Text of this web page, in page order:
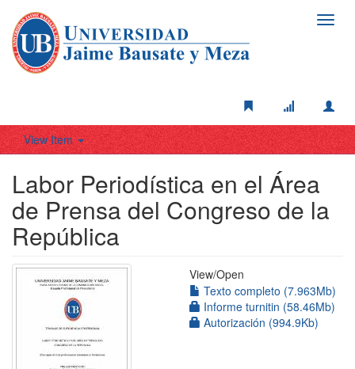
View Item
Labor Periodística en el Área
de Prensa del Congreso de la
República
View/Open
Texto completo (7.963Mb)
Informe turnitin (58.46Mb)
Autorización (994.9Kb)